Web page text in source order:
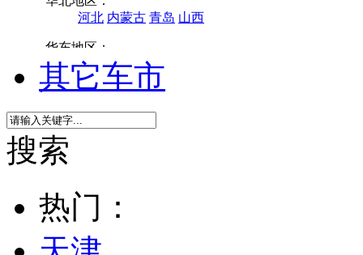
其它车市
搜索
热门：